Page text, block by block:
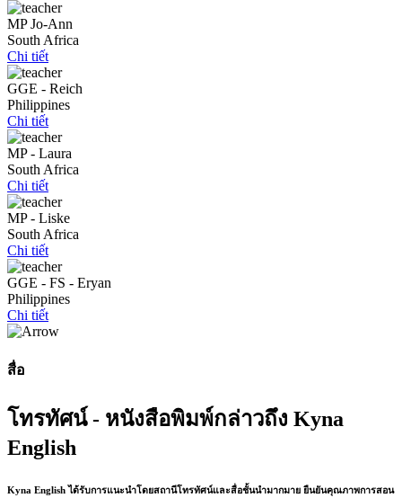
MP Jo-Ann
South Africa
Chi tiết
GGE - Reich
Philippines
Chi tiết
MP - Laura
South Africa
Chi tiết
MP - Liske
South Africa
Chi tiết
GGE - FS - Eryan
Philippines
Chi tiết
สื่อ
โทรทัศน์ - หนังสือพิมพ์กล่าวถึง Kyna
English
Kyna English ได้รับการแนะนำโดยสถานีโทรทัศน์และสื่อชั้นนำมากมาย ยืนยันคุณภาพการสอน